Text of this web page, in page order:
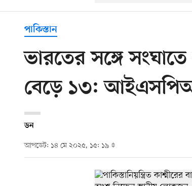
পাকিস্তান
ভারতের সঙ্গে
বেড়ে ১৩:
ডন
আপডেট: ১৪ মে ২০২৫, ১৫: ১৯